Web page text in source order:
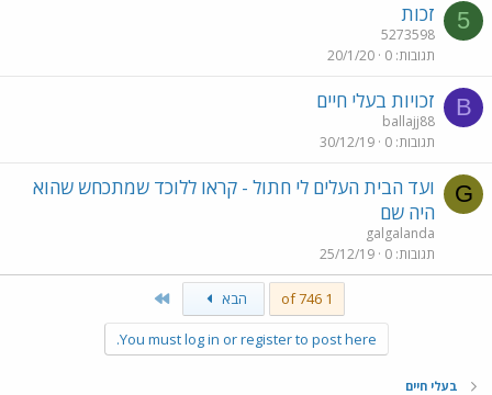
5 זכות
5273598
תגובות 0
20/1/20
B זכויות בעלי חיים
ballajj88
תגובות 0
30/12/19
G
ועד הבית העלים לי חתול - קראו ללוכד שמתכחש שהוא
היה שם
galgalanda
תגובות 0
25/12/19
1 of 746 הבא
You must log in or register to post here.
בעלי חיים